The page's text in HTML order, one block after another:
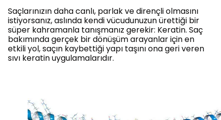
Saçlarınızın daha canlı, parlak ve dirençli olmasını
istiyorsanız, aslında kendi vücudunuzun ürettiği bir
süper kahramanla tanışmanız gerekir: Keratin. Saç
bakımında gerçek bir dönüşüm arayanlar için en
etkili yol, saçın kaybettiği yapı taşını ona geri veren
sıvı keratin uygulamalarıdır.